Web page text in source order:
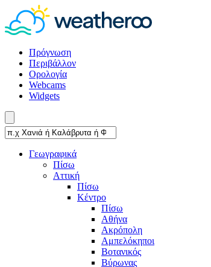
Πρόγνωση
Περιβάλλον
Ορολογία
Webcams
Widgets
Γεωγραφικά
Πίσω
Αττική
Πίσω
Κέντρο
Πίσω
Αθήνα
Ακρόπολη
Αμπελόκηποι
Βοτανικός
Βύρωνας